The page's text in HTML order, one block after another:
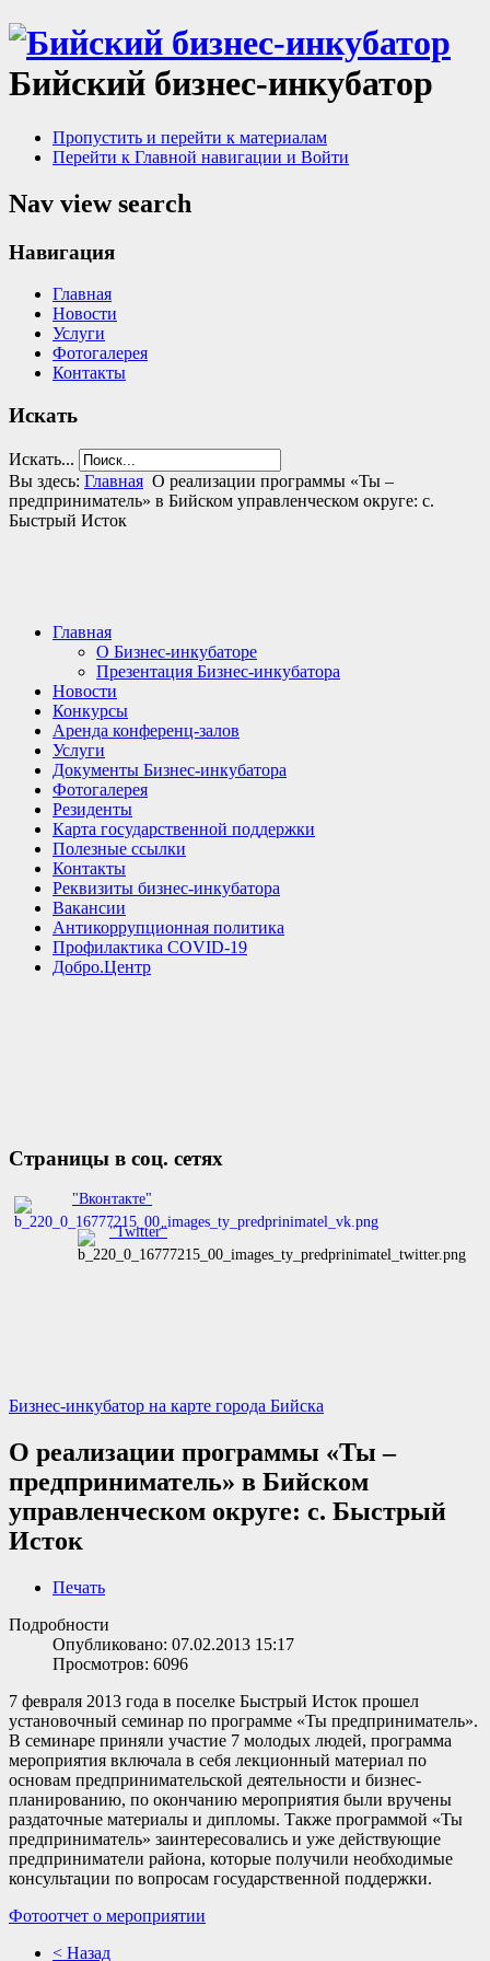
Бийский бизнес-инкубатор
Пропустить и перейти к материалам
Перейти к Главной навигации и Войти
Nav view search
Навигация
Главная
Новости
Услуги
Фотогалерея
Контакты
Искать
Искать...
Вы здесь: Главная О реализации программы «Ты –
предприниматель» в Бийском управленческом округе: с.
Быстрый Исток
Главная
О Бизнес-инкубаторе
Презентация Бизнес-инкубатора
Новости
Конкурсы
Аренда конференц-залов
Услуги
Документы Бизнес-инкубатора
Фотогалерея
Резиденты
Карта государственной поддержки
Полезные ссылки
Контакты
Реквизиты бизнес-инкубатора
Вакансии
Антикоррупционная политика
Профилактика COVID-19
Добро.Центр
Страницы в соц. сетях
"Вконтакте"
"Twitter"
Бизнес-инкубатор на карте города Бийска
О реализации программы «Ты –
предприниматель» в Бийском
управленческом округе: с. Быстрый
Исток
Печать
Подробности
Опубликовано: 07.02.2013 15:17
Просмотров: 6096
7 февраля 2013 года в поселке Быстрый Исток прошел
установочный семинар по программе «Ты предприниматель».
В семинаре приняли участие 7 молодых людей, программа
мероприятия включала в себя лекционный материал по
основам предпринимательской деятельности и бизнес-
планированию, по окончанию мероприятия были вручены
раздаточные материалы и дипломы. Также программой «Ты
предприниматель» заинтересовались и уже действующие
предприниматели района, которые получили необходимые
консультации по вопросам государственной поддержки.
Фотоотчет о мероприятии
< Назад